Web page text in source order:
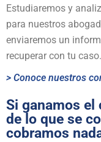
Estudiaremos y
para nuestros
enviaremos un
recuperar con tu caso.
> Conoce nuestros
Si ganamos el
de lo que se
cobramos